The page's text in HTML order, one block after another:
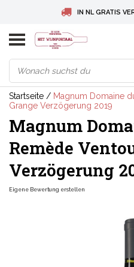
IN NL GRATIS
BELGIE GRATIS
DEUTSCHLAND
Startseite / Magnum Domaine
Grange Verzögerung 2019
Magnum
Remède
Verzögerung
Eigene Bewertung erstellen